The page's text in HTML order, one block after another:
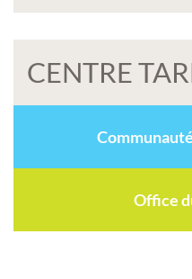
CENTRE
Office